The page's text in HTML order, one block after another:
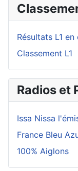
Résultats L1
Classement L1
Radios et
Issa Nissa
France Bleu
100% Aiglons